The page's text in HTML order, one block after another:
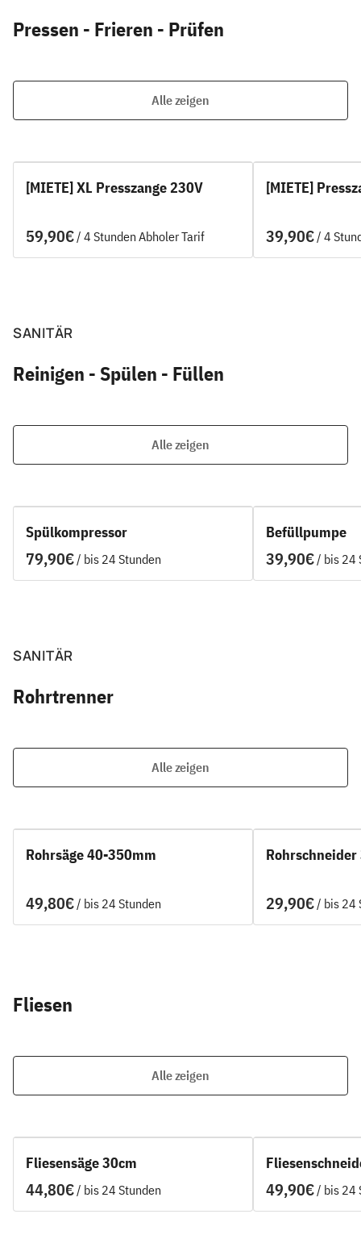
Pressen - Frieren - Prüfen
Alle zeigen
[MIETE] XL Presszange 230V
/
[MIETE]
/
SANITÄR
Reinigen - Spülen - Füllen
Alle zeigen
Spülkompressor
/
Befüllpumpe
/
SANITÄR
Rohrtrenner
Alle zeigen
Rohrsäge 40-350mm
/ /
Fliesen
Alle zeigen
Fliesensäge 30cm
/ /